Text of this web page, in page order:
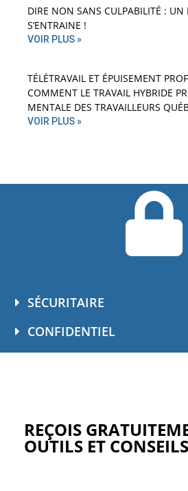
DIRE NON SANS CULPABILITÉ : UN
S’ENTRAINE !
VOIR PLUS »
TÉLÉTRAVAIL ET ÉPUISEMENT
COMMENT LE TRAVAIL HYBRIDE
MENTALE DES TRAVAILLEURS
VOIR PLUS »
SÉCURITAIRE
CONFIDENTIEL
REÇOIS
OUTILS ET